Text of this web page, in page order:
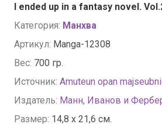
I ended up in a fantasy novel.
Категория: Манхва
Артикул: Manga-12308
Вес: 700 гр.
Источник: Amuteun opan
Издатель: Манн, Иванов и
Размер: 14,8 x 21,6 см.